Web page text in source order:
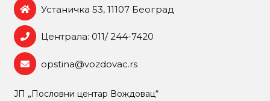
Устаничка 53, 11107 Београд
Централа: 011/ 244-7420
opstina@vozdovac.rs
ЈП „Пословни центар Вождовац“